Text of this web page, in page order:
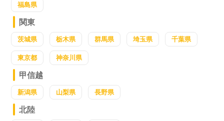
福島県
関東
茨城県 栃木県 群馬県 埼玉県 千葉県
東京都 神奈川県
甲信越
新潟県 山梨県 長野県
北陸